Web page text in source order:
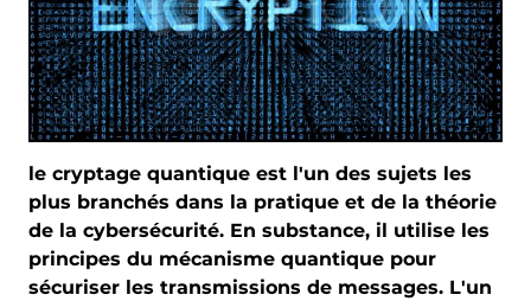
le cryptage quantique est l'un des sujets les
plus branchés dans la pratique et de la théorie
de la cybersécurité. En substance, il utilise les
principes du mécanisme quantique pour
sécuriser les transmissions de messages. L'un